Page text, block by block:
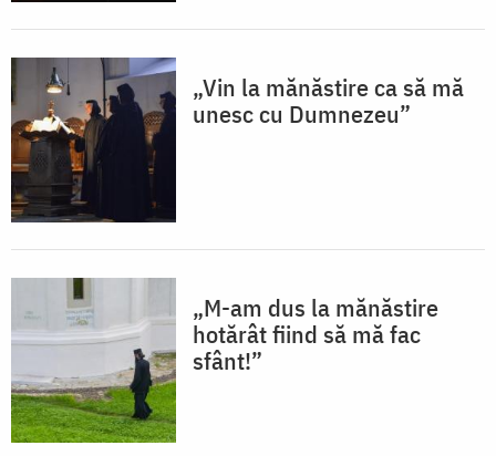
„Vin la mănăstire ca să mă
unesc cu Dumnezeu”
„M-am dus la mănăstire
hotărât fiind să mă fac
sfânt!”